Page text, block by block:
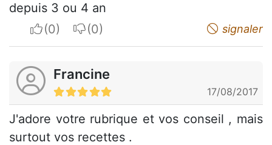
depuis 3 ou 4 an
I apreciateI do not appreciate signaler
Francine
17/08/2017
J'adore votre rubrique et vos conseil , mais
surtout vos recettes .